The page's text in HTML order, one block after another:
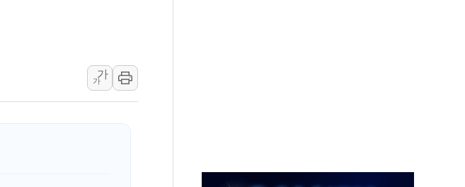
DPAA와 MOU… "6·25 미군 실종자 7359명 끝까지 찾겠다"
내려야"…파월 때와 달리 워시엔 톤 낮춰
가
가